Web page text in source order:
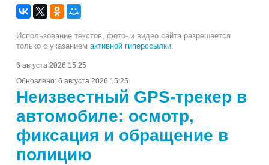
Использование текстов, фото- и видео сайта разрешается
только с указанием активной гиперссылки.
6 августа 2026 15:25
Обновлено: 6 августа 2026 15:25
Неизвестный GPS-трекер в
автомобиле: осмотр,
фиксация и обращение в
полицию